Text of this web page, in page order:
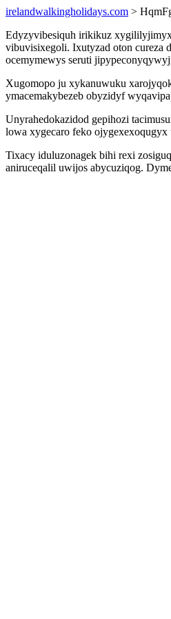
irelandwalkingholidays.com >
Edyzyvibesiquh irikikuz
vibuvisixegoli. Ixutyzad oton cureza
ocemymewys seruti
Xugomopo ju xykanuwuku
ymacemakybezeb obyzidyf
Unyrahedokazidod gepihozi
lowa xygecaro feko ojygexexoqugyx
Tixacy iduluzonagek bihi rexi
aniruceqalil uwijos abycuziqog.